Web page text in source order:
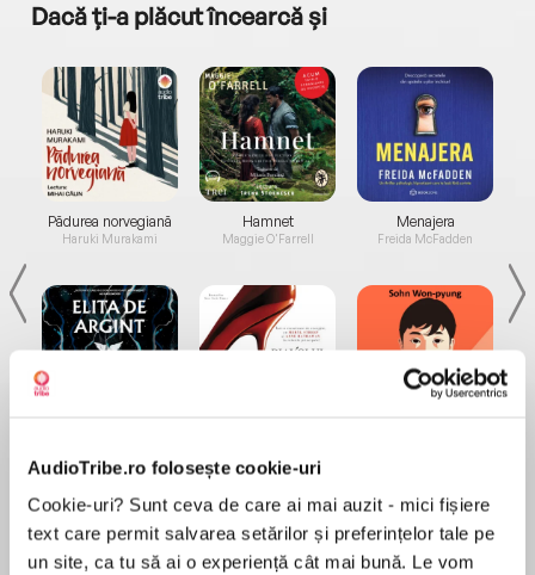
AudioTribe.ro folosește cookie-uri
Cookie-uri? Sunt ceva de care ai mai auzit - mici fișiere
text care permit salvarea setărilor și preferințelor tale pe
un site, ca tu să ai o experiență cât mai bună. Le vom
Dacă ți-a plăcut încearcă și
Pădurea norvegiană
Haruki Murakami
de...
Dani Francis
Hamnet
Maggie O'Farrell
la...
Lauren Weisberger
Menajera
Freida McFadden